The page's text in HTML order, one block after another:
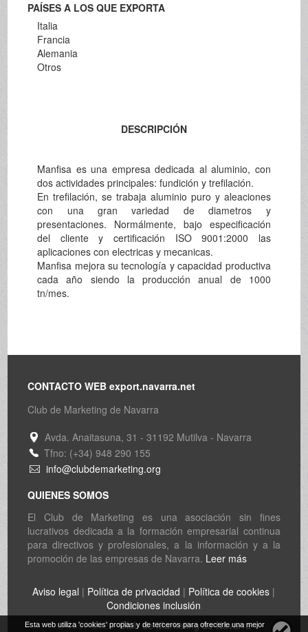
PAÍSES A LOS QUE EXPORTA
Italia
Francia
Alemania
Otros
DESCRIPCIÓN
Manfisa es una empresa dedicada al aluminio, con
dos actividades principales: fundición y trefilación.
En trefilación, se trabaja aluminio puro y aleaciones
con una gran variedad de diametros y
presentaciones. Normálmente, bajo especificación
del cliente y certificación ISO 9001:2000 las
aplicaciones con electricas y mecanicas.
Manfisa mejora su tecnología y capacidad productiva
cada año siendo la producción anual de 1000
tn/mes.
CONTACTO WEB export.navarra.net
Club de Marketing de Navarra
Avda. Anaitasuna, 31 - 31192 Mutilva - Navarra
Tfno: (+34) 948 290 155
info@clubdemarketing.org
QUIENES SOMOS
El Club de Marketing es una asociación sin fines
lucrativos dedicada a la formación empresarial continua
para directivos y profesionales, a la información y a la
promoción de las empresas de Navarra. Leer más
Aviso legal | Política de privacidad | Política de cookies |
Condiciones inclusión
© 1997-2026Club de Marketing de Navarra
Esta web utiliza 'cookies' propias y de terceros para ofrecerle una mejor